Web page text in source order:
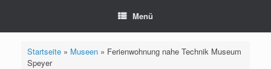
Menü
Startseite» Museen» Ferienwohnung nahe Technik Museum
Speyer